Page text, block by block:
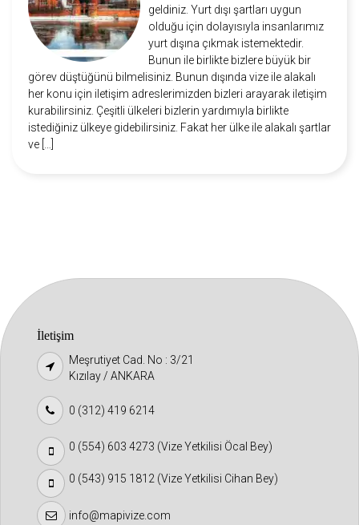
geldiniz. Yurt dışı şartları uygun
olduğu için dolayısıyla insanlarımız
yurt dışına çıkmak istemektedir.
Bunun ile birlikte bizlere büyük bir
görev düştüğünü bilmelisiniz. Bunun dışında vize ile alakalı
her konu için iletişim adreslerimizden bizleri arayarak iletişim
kurabilirsiniz. Çeşitli ülkeleri bizlerin yardımıyla birlikte
istediğiniz ülkeye gidebilirsiniz. Fakat her ülke ile alakalı şartlar
ve […]
İletişim
Meşrutiyet Cad. No : 3/21
Kızılay / ANKARA
0 (312) 419 6214
0 (554) 603 4273 (Vize Yetkilisi Öcal Bey)
0 (543) 915 1812 (Vize Yetkilisi Cihan Bey)
info@mapivize.com